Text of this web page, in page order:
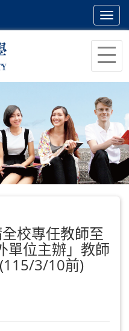
全校專任教師至
單位主辦」教師
3/10前)